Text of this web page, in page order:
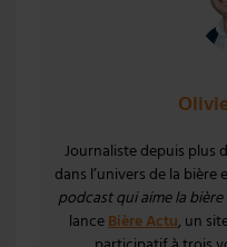
Journaliste depuis plus
dans l’univers de la bière
podcast qui aime la
lanceBière Actu, un